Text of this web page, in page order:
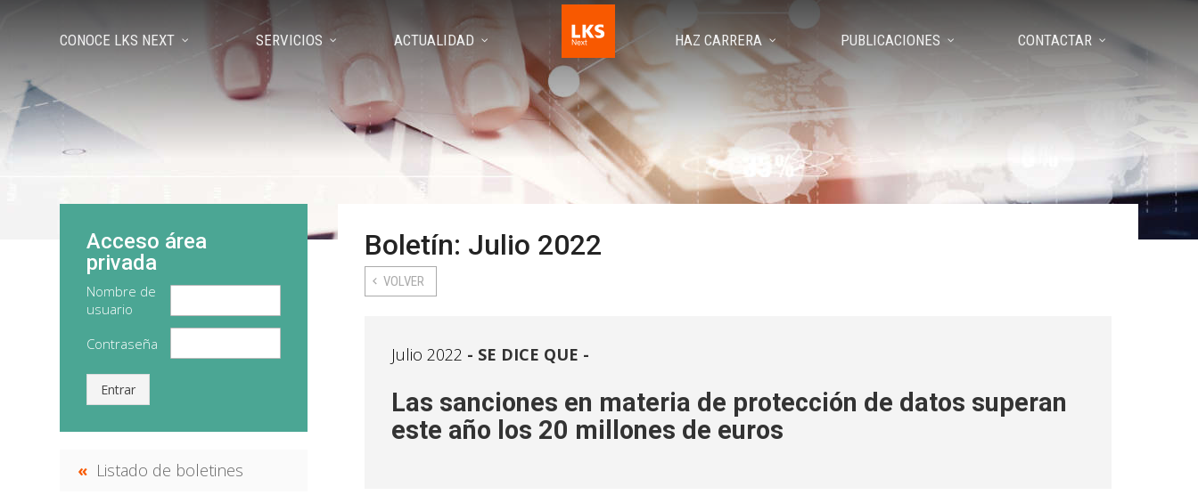
CONOCE LKS NEXT SERVICIOS ACTUALIDAD HAZ CARRERA PUBLICACIONES CONTACTAR
Boletín: Julio 2022
VOLVER
Julio 2022 SE DICE QUE -
Las sanciones en materia de protección de datos superan
este año los 20 millones de euros
Acceso área
privada
Nombre de
usuario
Contraseña
Entrar
Listado de boletines